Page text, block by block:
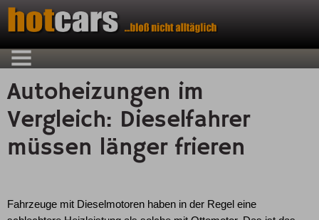
Autoheizungen im
Vergleich: Dieselfahrer
müssen länger frieren
Fahrzeuge mit Dieselmotoren haben in der Regel eine